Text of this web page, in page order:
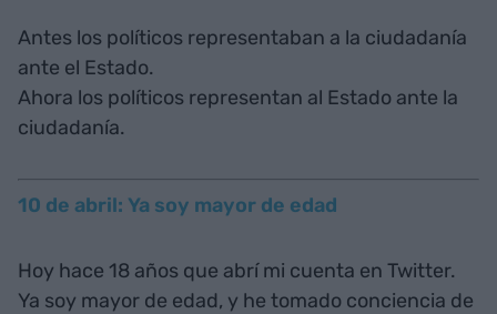
Antes los políticos representaban a la ciudadanía
ante el Estado.
Ahora los políticos representan al Estado ante la
ciudadanía.
10 de abril: Ya soy mayor de edad
Hoy hace 18 años que abrí mi cuenta en Twitter.
Ya soy mayor de edad, y he tomado conciencia de